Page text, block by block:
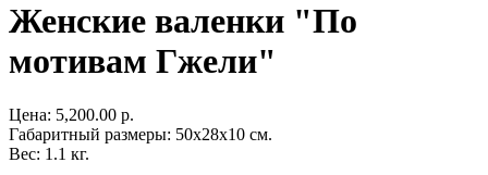
Женские валенки "По
мотивам Гжели"
Цена: 5,200.00 р.
Габаритный размеры: 50x28x10 см.
Вес: 1.1 кг.